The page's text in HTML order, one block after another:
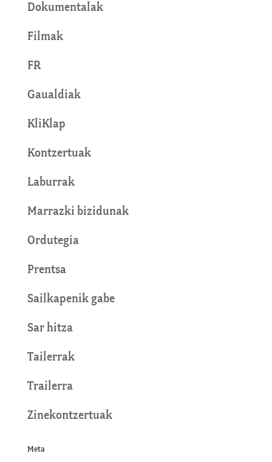
Dokumentalak
Filmak
FR
Gaualdiak
KliKlap
Kontzertuak
Laburrak
Marrazki bizidunak
Ordutegia
Prentsa
Sailkapenik gabe
Sar hitza
Tailerrak
Trailerra
Zinekontzertuak
Meta